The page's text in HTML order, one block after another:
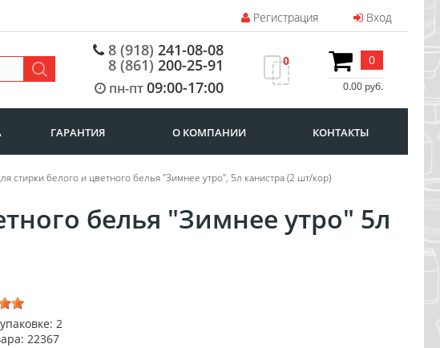
Регистрация Вход
8 (918) 241-08-08
8 (861) 200-25-91
пн-пт09:00-17:00
0 0
0.00 руб.
ГАРАНТИЯ О КОМПАНИИ КОНТАКТЫ
стирки белого и цветного белья "Зимнее утро", 5л канистра (2 шт/кор)
белья "Зимнее утро" 5л
2
22367